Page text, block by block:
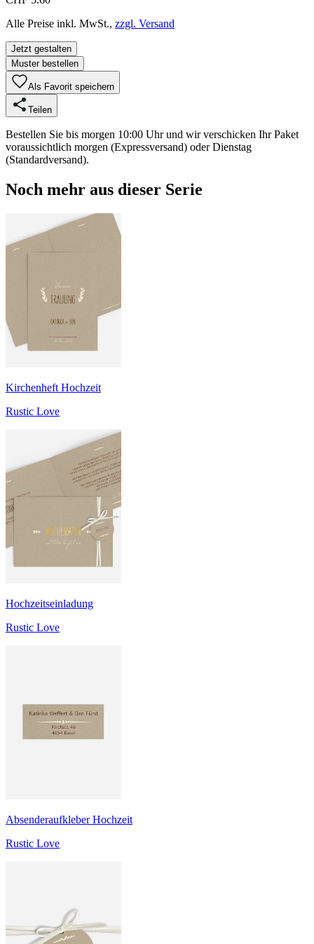
Alle Preise inkl. MwSt., zzgl. Versand
Jetzt gestalten
Muster bestellen
Als Favorit speichern
Teilen
Bestellen Sie bis morgen 10:00 Uhr und wir verschicken Ihr Paket
voraussichtlich morgen (Expressversand) oder Dienstag
(Standardversand).
Noch mehr aus dieser Serie
Kirchenheft Hochzeit
Rustic Love
Hochzeitseinladung
Rustic Love
Absenderaufkleber Hochzeit
Rustic Love